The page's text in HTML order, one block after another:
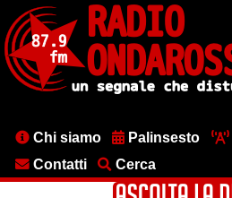
contenuto
principale
MenuChi siamo Palinsesto
Contatti
Cerca